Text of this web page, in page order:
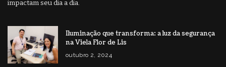
impactam seu dia a dia.
Iluminação que transforma: a luz da segurança
na Viela Flor de Lis
outubro 2, 2024